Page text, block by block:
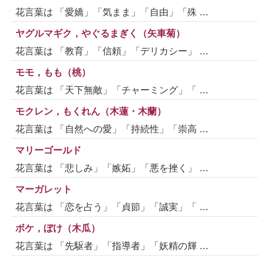
花言葉は 「愛嬌」「気まま」「自由」「殊 …
ヤグルマギク，やぐるまぎく（矢車菊）
花言葉は 「教育」「信頼」「デリカシー」 …
モモ，もも（桃）
花言葉は 「天下無敵」「チャーミング」「 …
モクレン，もくれん（木蓮・木蘭）
花言葉は 「自然への愛」「持続性」「崇高 …
マリーゴールド
花言葉は 「悲しみ」「嫉妬」「悪を挫く」 …
マーガレット
花言葉は 「恋を占う」「貞節」「誠実」「 …
ボケ，ぼけ（木瓜）
花言葉は 「先駆者」「指導者」「妖精の輝 …